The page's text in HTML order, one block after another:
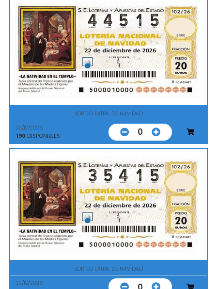
SORTEO EXTRA. DE NAVIDAD
22/12/2026
190 DISPONIBLES 0
SORTEO EXTRA. DE NAVIDAD
22/12/2026